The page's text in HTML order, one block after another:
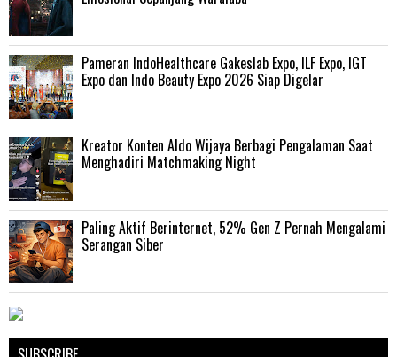
Pameran IndoHealthcare Gakeslab Expo, ILF Expo, IGT
Expo dan Indo Beauty Expo 2026 Siap Digelar
Kreator Konten Aldo Wijaya Berbagi Pengalaman Saat
Menghadiri Matchmaking Night
Paling Aktif Berinternet, 52% Gen Z Pernah Mengalami
Serangan Siber